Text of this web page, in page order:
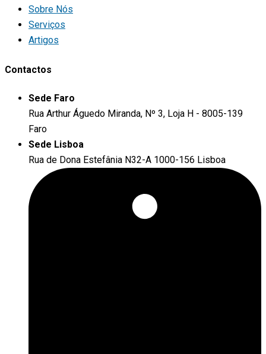
Sobre Nós
Serviços
Artigos
Contactos
Sede Faro
Rua Arthur Águedo Miranda, Nº 3, Loja H - 8005-139
Faro
Sede Lisboa
Rua de Dona Estefânia N32-A 1000-156 Lisboa